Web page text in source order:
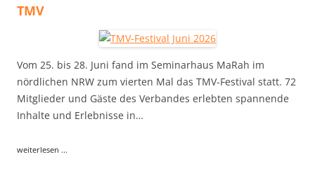
TMV
Vom 25. bis 28. Juni fand im Seminarhaus MaRah im
nördlichen NRW zum vierten Mal das TMV-Festival statt. 72
Mitglieder und Gäste des Verbandes erlebten spannende
Inhalte und Erlebnisse in…
weiterlesen ...